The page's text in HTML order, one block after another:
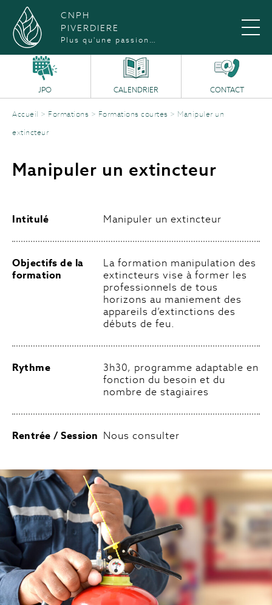
CNPH
PIVERDIERE
Plus qu'une passion…
JPO CALENDRIER CONTACT
Accueil > Formations > Formations courtes > Manipuler un
extincteur
Manipuler un extincteur
Intitulé Manipuler un extincteur
Objectifs de la
formation
La formation manipulation des
extincteurs vise à former les
professionnels de tous
horizons au maniement des
appareils d’extinctions des
débuts de feu.
Rythme
3h30, programme adaptable en
fonction du besoin et du
nombre de stagiaires
Rentrée / Session Nous consulter